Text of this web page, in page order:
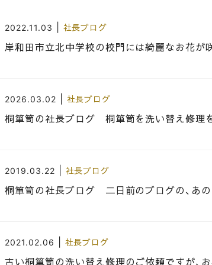
2022.11.03 社長ブログ
岸和田市立北中学校の校門には綺麗なお花が
2026.03.02 社長ブログ
桐箪笥の社長ブログ 桐箪笥を洗い替え修理
2019.03.22 社長ブログ
桐箪笥の社長ブログ 二日前のブログの、あのお
2021.02.06 社長ブログ
古い桐箪笥の洗い替え修理のご依頼ですが、